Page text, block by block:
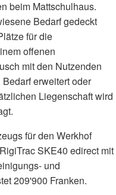
beim Mattschulhaus.
Bedarf gedeckt
für die
offenen
mit den Nutzenden
erweitert oder
Liegenschaft wird
für den Werkhof
SKE40 edirect mit
und
209'900 Franken.